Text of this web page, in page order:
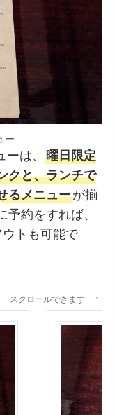
ー
ーは、曜日限定
クと、ランチで
るメニューが揃
予約をすれば、
トも可能で
スクロールできます